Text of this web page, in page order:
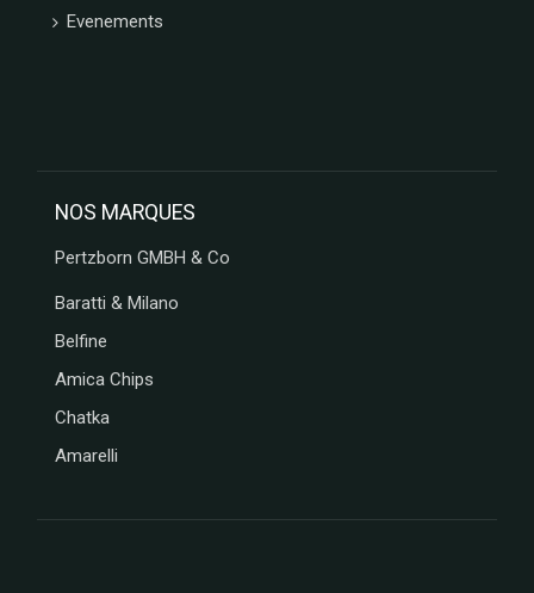
Evenements
NOS MARQUES
Pertzborn GMBH & Co
Baratti & Milano
Belfine
Amica Chips
Chatka
Amarelli